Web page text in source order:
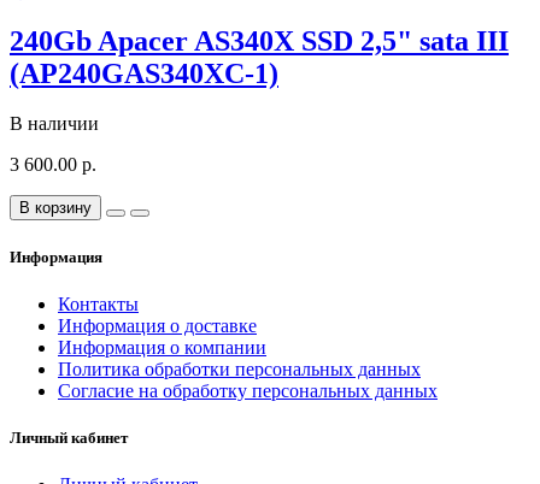
240Gb Apacer AS340X SSD 2,5" sata III
(AP240GAS340XC-1)
В наличии
3 600.00 р.
В корзину
Информация
Контакты
Информация о доставке
Информация о компании
Политика обработки персональных данных
Согласие на обработку персональных данных
Личный кабинет